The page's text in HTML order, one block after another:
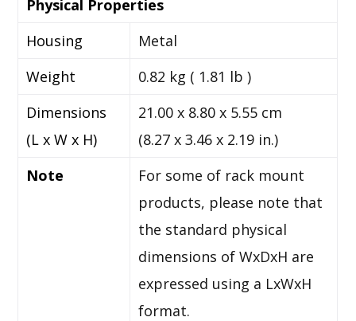
Physical Properties
Housing
Metal
Weight
0.82 kg ( 1.81 lb )
Dimensions
(L x W x H)
21.00 x 8.80 x 5.55 cm
(8.27 x 3.46 x 2.19 in.)
Note
For some of rack mount
products, please note that
the standard physical
dimensions of WxDxH are
expressed using a LxWxH
format.